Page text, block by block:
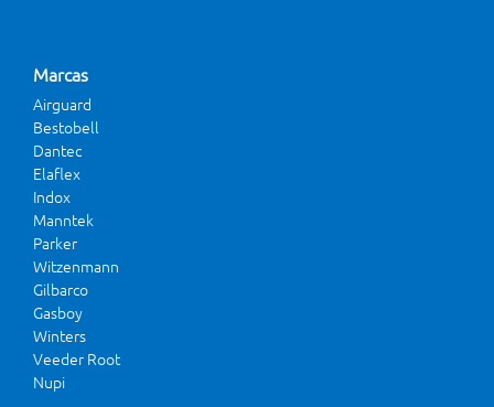
Marcas
Airguard
Bestobell
Dantec
Elaflex
Indox
Manntek
Parker
Witzenmann
Gilbarco
Gasboy
Winters
Veeder Root
Nupi